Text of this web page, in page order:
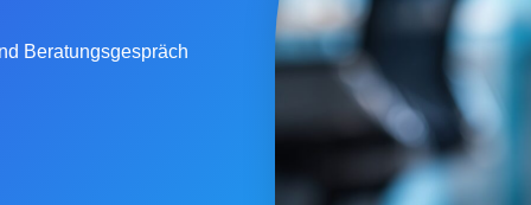
Beratungsgespräch